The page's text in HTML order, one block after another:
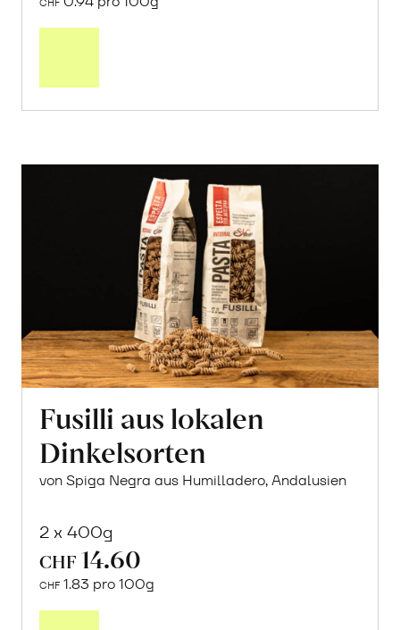
Fusilli aus lokalen
Dinkelsorten
von Spiga Negra aus Humilladero, Andalusien
2 x 400g
CHF 14.60
CHF 1.83 pro 100g